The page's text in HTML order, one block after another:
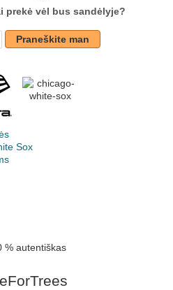
prekė vėl bus sandėlyje?
Praneškite man
Sox
% autentiškas